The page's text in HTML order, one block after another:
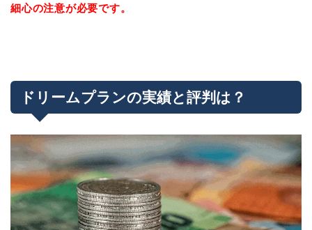
細心の注意が必要です。
ドリームプランの実績と評判は？